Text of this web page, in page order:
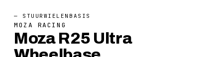
— STUURWIELENBASIS
MOZA RACING
Moza R25 Ultra